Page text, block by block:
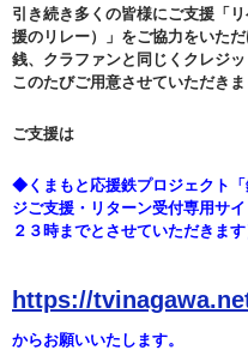
引き続き多くの皆様にご支援「
援のリレー）」をご協力をいた
銭、クラファンと同じくクレジ
このたびご用意させていただきま
ご支援は
◆くまもと応援鉄プロジェクト
ジご支援・リターン受付専用サ
２３時までとさせていただきます
https://
からお願いいたします。